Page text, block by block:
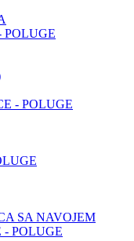
POLUGE
- POLUGE
SA NAVOJEM
POLUGE